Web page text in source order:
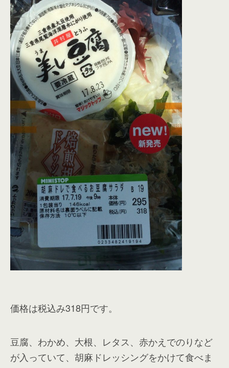
価格は税込み318円です。
豆腐、わかめ、大根、レタス、赤かえでのりなど
が入っていて、胡麻ドレッシングをかけて食べま